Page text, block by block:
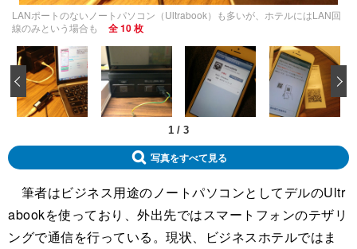
LANポートのないノートパソコン（Ultrabook）も多いが、ホテルにはLAN回
線のみという場合も
全 10 枚
1 / 3
‹
写真をすべて見る
筆者はビジネス用途のノートパソコンとしてデルのUltr
abookを使っており、外出先ではスマートフォンのテザリ
ングで通信を行っている。現状、ビジネスホテルではま